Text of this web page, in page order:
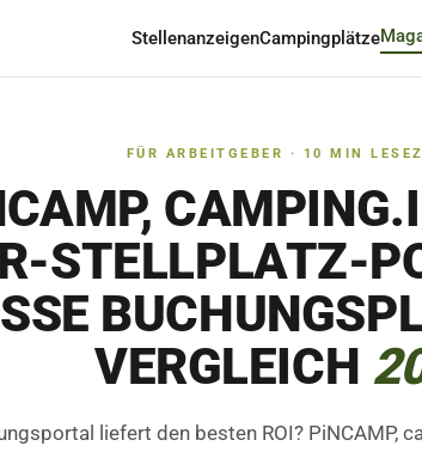
StellenanzeigenCampingplätze
FÜR ARBEITGEBER · 10 MIN
STELLPLATZ-
ERGLEICH
liefert den besten ROI? PiNCAMP,